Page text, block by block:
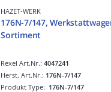
HAZET-WERK
176N-7/147,
Sortiment
Rexel Art.Nr.:4047241
Produkt Type: 176N-7/147
Herst. Art.Nr.: 176N-7/147